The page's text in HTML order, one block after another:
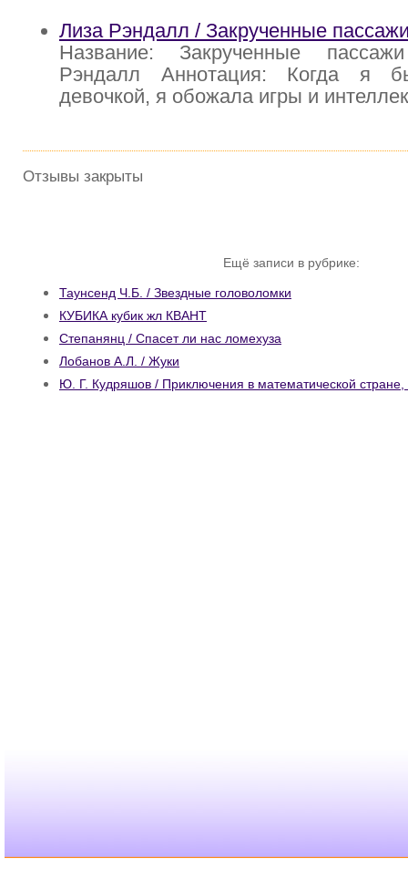
Лиза Рэндалл / Закрученные
Название: Закрученные
Рэндалл Аннотация: Когда я
девочкой, я обожала игры и
Отзывы закрыты
Ещё записи в рубрике:
Таунсенд Ч.Б. / Звездные головоломки
КУБИКА кубик жл КВАНТ
Степанянц / Спасет ли нас ломехуза
Лобанов А.Л. / Жуки
Ю. Г. Кудряшов / Приключения в математической стране,